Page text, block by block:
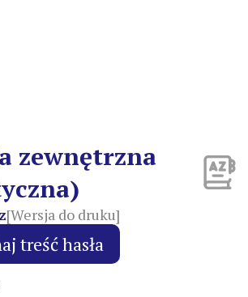
zewnętrzna
[Wersja do druku]